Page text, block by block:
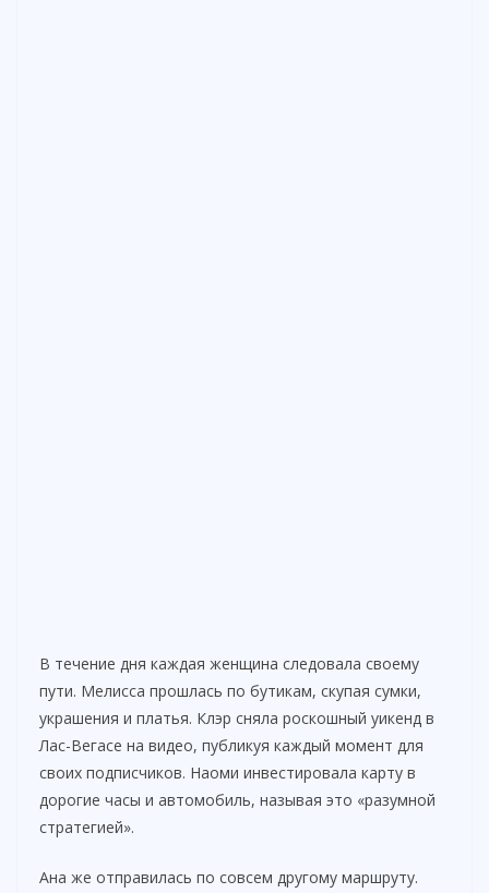
В течение дня каждая женщина следовала своему
пути. Мелисса прошлась по бутикам, скупая сумки,
украшения и платья. Клэр сняла роскошный уикенд в
Лас-Вегасе на видео, публикуя каждый момент для
своих подписчиков. Наоми инвестировала карту в
дорогие часы и автомобиль, называя это «разумной
стратегией».
Ана же отправилась по совсем другому маршруту.